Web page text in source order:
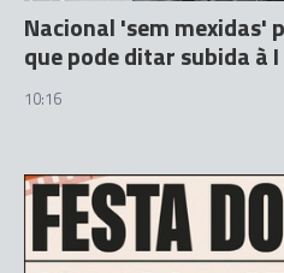
Nacional 'sem mexidas'
que pode ditar subida à
10:16